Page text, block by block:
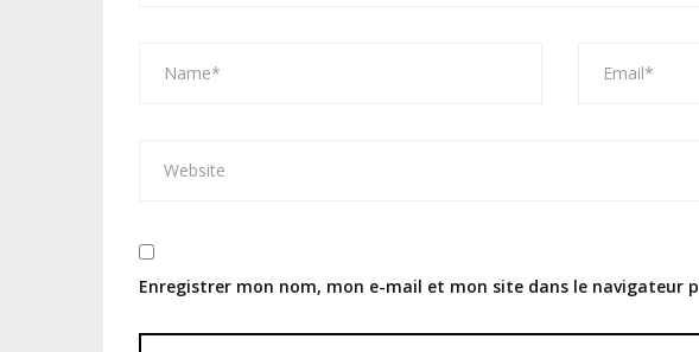
Enregistrer mon nom, mon e-mail et mon site dans le navigateur